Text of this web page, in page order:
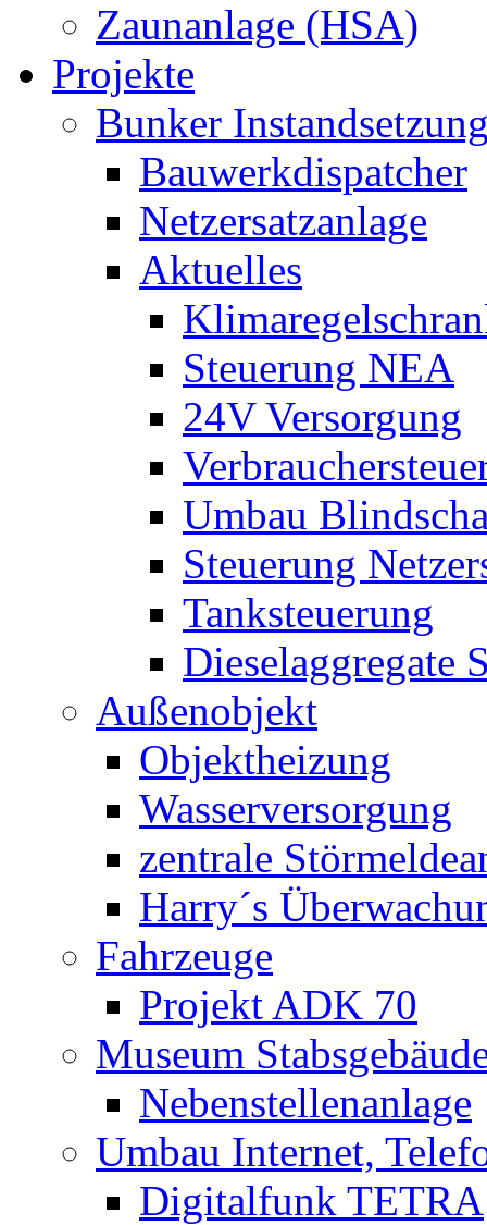
Zaunanlage (HSA)
Projekte
Bunker
Bauwerkdispatcher
Netzersatzanlage
Aktuelles
Steuerung NEA
24V Versorgung
Umbau
Steuerung
Tanksteuerung
Dieselaggregate
Außenobjekt
Objektheizung
Wasserversorgung
zentrale
Harry´s
Fahrzeuge
Projekt ADK 70
Museum
Nebenstellenanlage
Umbau Internet,
Digitalfunk TETRA